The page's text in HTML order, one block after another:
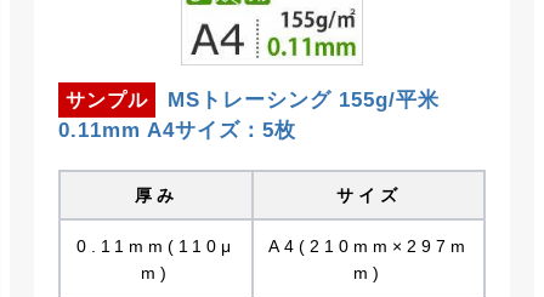
サンプル
MSトレーシング 155g/平米
0.11mm A4サイズ：5枚
厚み
0.11mm(110μ
m)
サイズ
A4(210mm×297m
m)